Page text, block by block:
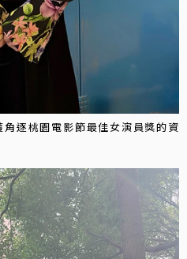
逐桃園電影節最佳女演員獎的資